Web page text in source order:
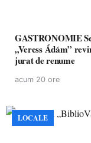
GASTRONOMIE Se încing ceaunele la Satu Mare! Concursul
„Veress Ádám”
jurat de renume
acum 20 ore
LOCALE